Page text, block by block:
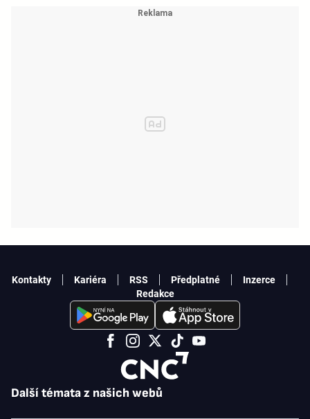
Další témata z našich webů
Kontakty Kariéra RSS Předplatné
Inzerce
Redakce